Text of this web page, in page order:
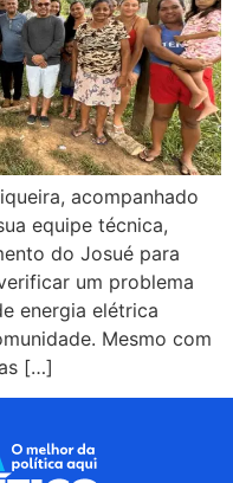
acompanhado
equipe técnica,
do Josué para
um problema
energia elétrica
Mesmo com
[…]